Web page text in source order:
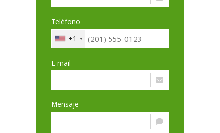
Teléfono
+1
E-mail
Mensaje